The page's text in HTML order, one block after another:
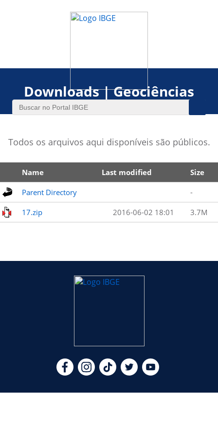
Downloads | Geociências
Todos os arquivos aqui disponíveis são públicos.
Name Last modified Size
Parent Directory -
17.zip 2016-06-02 18:01 3.7M